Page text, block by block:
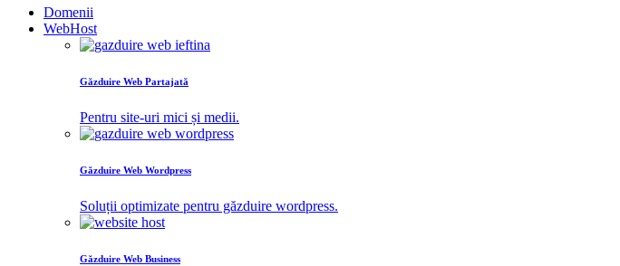
Domenii
WebHost
Găzduire Web Partajată
Pentru site-uri mici și medii.
Găzduire Web Wordpress
Soluții optimizate pentru găzduire wordpress.
Găzduire Web Business